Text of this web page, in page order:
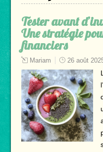
Tester avant
Une stratégie
financiers
Mariam 26 août